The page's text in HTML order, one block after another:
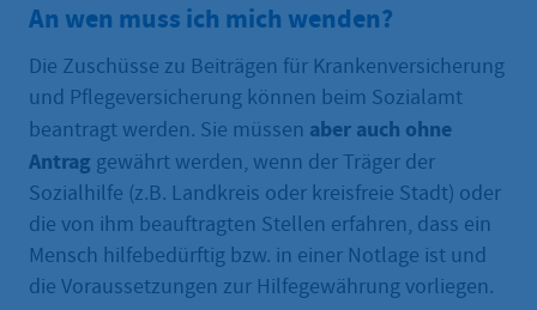
An wen muss ich mich wenden?
Die Zuschüsse zu Beiträgen für Krankenversicherung
und Pflegeversicherung können beim Sozialamt
beantragt werden. Sie müssen aber auch ohne
Antrag gewährt werden, wenn der Träger der
Sozialhilfe (z.B. Landkreis oder kreisfreie Stadt) oder
die von ihm beauftragten Stellen erfahren, dass ein
Mensch hilfebedürftig bzw. in einer Notlage ist und
die Voraussetzungen zur Hilfegewährung vorliegen.